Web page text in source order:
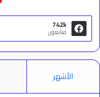
742k
متابعون
الأشهر